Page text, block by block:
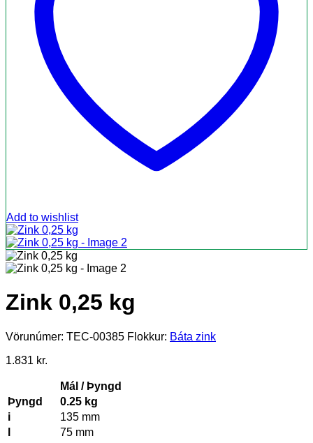
Add to wishlist
Zink 0,25 kg
Vörunúmer: TEC-00385 Flokkur: Báta zink
1.831 kr.
Mál / Þyngd
Þyngd
0.25 kg
i
135 mm
75 mm